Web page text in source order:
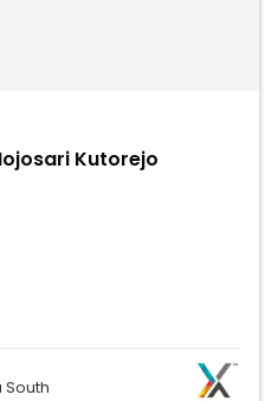
Kutorejo
South